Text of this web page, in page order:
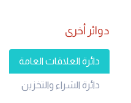
دوائر أخرى
دائرة العلاقات العامة
دائرة الشراء والتخزين